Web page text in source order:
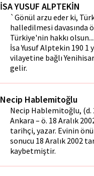
İSA YUSUF ALPTEKİN
`Gönül arzu eder ki,
halledilmesi davasında
Türkiye'nin hakkı
İsa Yusuf Alptekin 190 1
vilayetine bağlı
gelir.
Necip Hablemitoğlu
Necip Hablemitoğlu, (d.
Ankara – ö. 18 Aralık
tarihçi, yazar. Evinin
sonucu 18 Aralık 2002
kaybetmiştir.